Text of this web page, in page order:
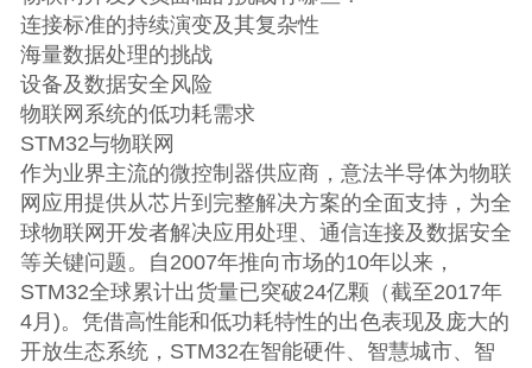
连接标准的持续演变及其复杂性
海量数据处理的挑战
设备及数据安全风险
物联网系统的低功耗需求
STM32与物联网
作为业界主流的微控制器供应商，意法半导体为物联
网应用提供从芯片到完整解决方案的全面支持，为全
球物联网开发者解决应用处理、通信连接及数据安全
等关键问题。自2007年推向市场的10年以来，
STM32全球累计出货量已突破24亿颗（截至2017年
4月)。凭借高性能和低功耗特性的出色表现及庞大的
开放生态系统，STM32在智能硬件、智慧城市、智